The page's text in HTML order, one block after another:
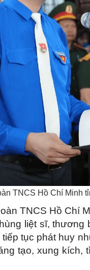
TNCS Hồ Chí Minh
TNCS Hồ Chí
liệt sĩ,
tục phát huy
tạo, xung